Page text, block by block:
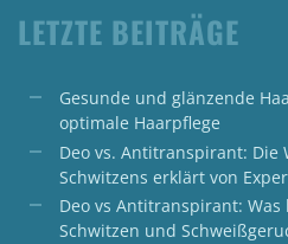
LETZTE BEITRÄGE
Gesunde und glänzende
optimale Haarpflege
Deo vs. Antitranspirant: Die
Schwitzens erklärt von
Deo vs Antitranspirant:
Schwitzen und